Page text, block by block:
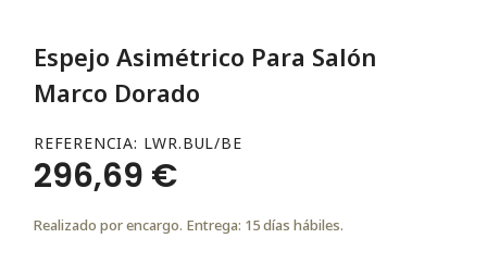
Espejo Asimétrico Para Salón
Marco Dorado
REFERENCIA LWR.BUL/BE
296,69 €
Realizado por encargo. Entrega: 15 días hábiles.